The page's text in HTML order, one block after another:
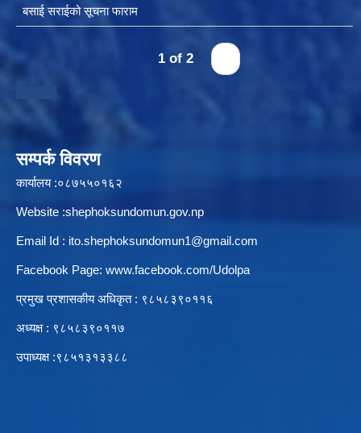
बसाई सराईको सूचना फाराम
1 of 2
सम्पर्क विवरण
कार्यालय :०८७५५०१६२
Website :shephoksundomun.gov.np
Email Id : ito.shephoksundomun1@gmail.com
Facebook Page: www.facebook.com/Udolpa
प्रमुख प्रशासकीय अधिकृत : ९८५८३९०११६‍
अध्यक्ष : ९८५८३९०११७
उपाध्यक्ष :९८५१३१३३८८